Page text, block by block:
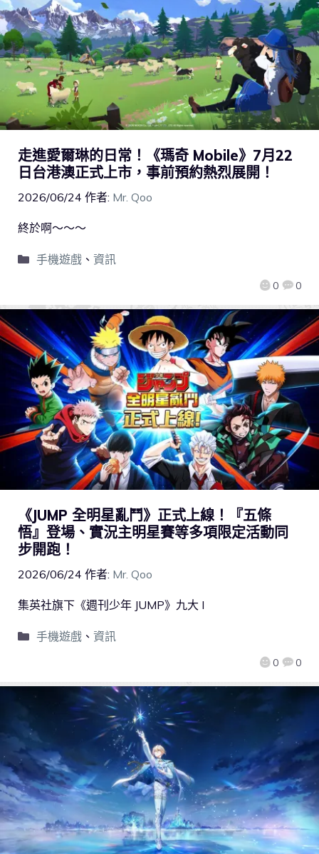
走進愛爾琳的日常！《瑪奇 Mobile》7月22
日台港澳正式上市，事前預約熱烈展開！
2026/06/24 作者: Mr. Qoo
0 0
終於啊～～～
手機遊戲、 資訊
《JUMP 全明星亂鬥》正式上線！『五條
悟』登場、實況主明星賽等多項限定活動同
步開跑！
2026/06/24 作者: Mr. Qoo
0 0
集英社旗下《週刊少年 JUMP》九大 I
手機遊戲、 資訊